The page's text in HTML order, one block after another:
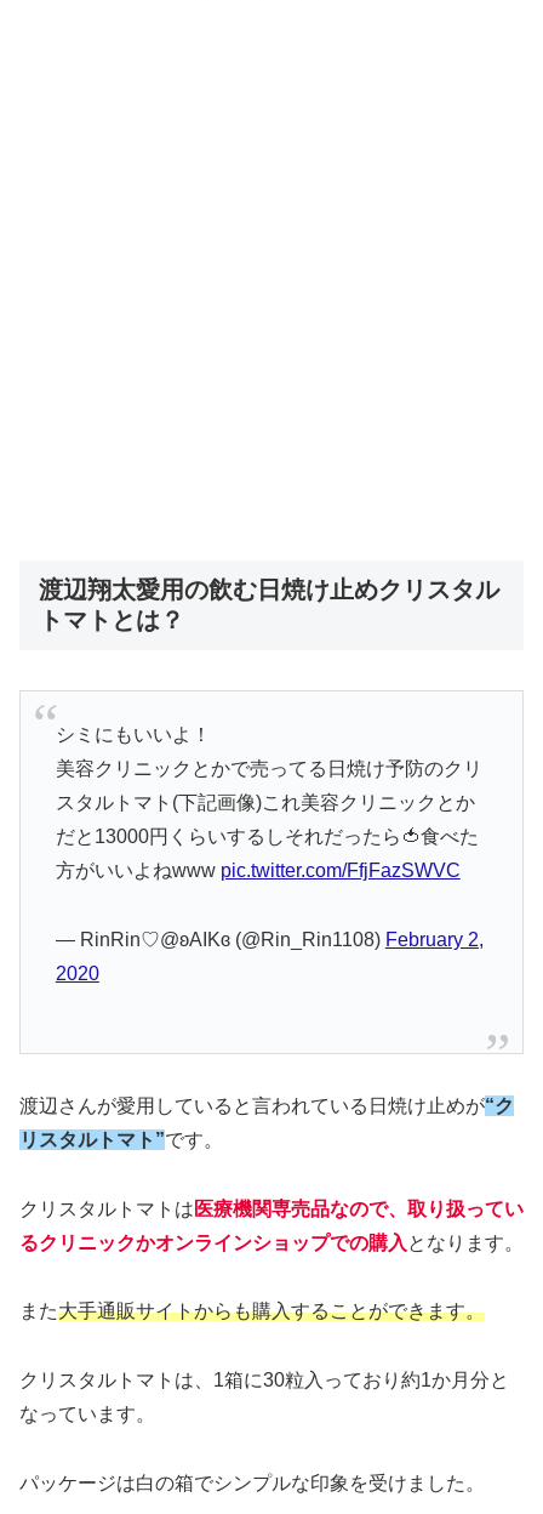
渡辺翔太愛用の飲む日焼け止めクリスタル
トマトとは？
シミにもいいよ！
美容クリニックとかで売ってる日焼け予防のクリ
スタルトマト(下記画像)これ美容クリニックとか
だと13000円くらいするしそれだったら🍅食べた
方がいいよねwww pic.twitter.com/FfjFazSWVC
— RinRin♡@ʚAIKɞ (@Rin_Rin1108) February 2,
2020
渡辺さんが愛用していると言われている日焼け止めが“ク
リスタルトマト”です。
クリスタルトマトは 医療機関専売品なので、取り扱ってい
るクリニックかオンラインショップでの購入 となります。
また大手通販サイトからも購入することができます。
クリスタルトマトは、1箱に30粒入っており約1か月分と
なっています。
パッケージは白の箱でシンプルな印象を受けました。